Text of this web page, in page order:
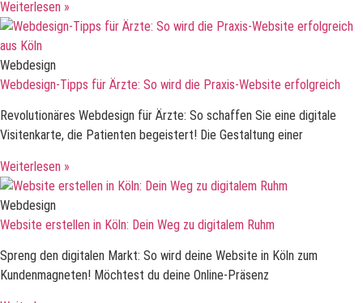
Weiterlesen »
Webdesign
Webdesign-Tipps für Ärzte: So wird die Praxis-Website erfolgreich
Revolutionäres Webdesign für Ärzte: So schaffen Sie eine digitale
Visitenkarte, die Patienten begeistert! Die Gestaltung einer
Weiterlesen »
Webdesign
Website erstellen in Köln: Dein Weg zu digitalem Ruhm
Spreng den digitalen Markt: So wird deine Website in Köln zum
Kundenmagneten! Möchtest du deine Online-Präsenz